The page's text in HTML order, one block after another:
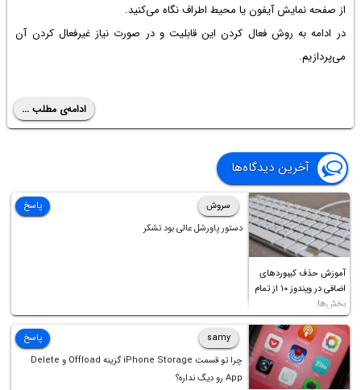
از صفحه نمایش آیفون یا محیط اطراف نگاه می‌کنید.
در ادامه به روش فعال کردن این قابلیت و در صورت نیاز غیرفعال کردن آن
می‌پردازیم.
ادامه‌ی مطلب ...
آخرین دیدگاه‌ها
آموزش حذف کیبوردهای
اضافی در ویندوز ۱۰ از تمام
بخش‌ها
سروش
دستور پاورشل عالی بود تشکر
پاسخ
samy
چرا تو قسمت iPhone Storage گزینه Offload و Delete
App رو دیگ نداره؟
پاسخ